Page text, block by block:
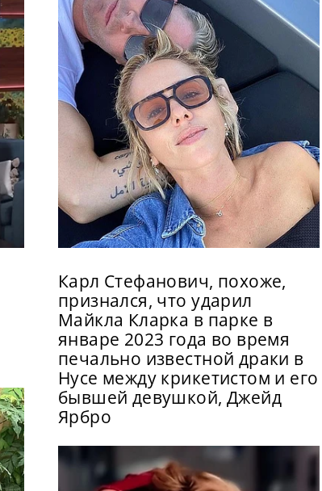
Карл Стефанович, похоже,
признался, что ударил
Майкла Кларка в парке в
январе 2023 года во время
печально известной драки в
Нусе между крикетистом и его
бывшей девушкой, Джейд
Ярбро